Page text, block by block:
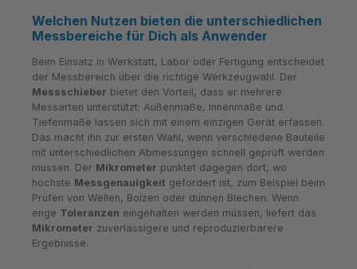
Welchen Nutzen bieten die unterschiedlichen
Messbereiche für Dich als Anwender
Beim Einsatz in Werkstatt, Labor oder Fertigung entscheidet
der Messbereich über die richtige Werkzeugwahl. Der
Messschieber bietet den Vorteil, dass er mehrere
Messarten unterstützt: Außenmaße, Innenmaße und
Tiefenmaße lassen sich mit einem einzigen Gerät erfassen.
Das macht ihn zur ersten Wahl, wenn verschiedene Bauteile
mit unterschiedlichen Abmessungen schnell geprüft werden
müssen. Der Mikrometer punktet dagegen dort, wo
höchste Messgenauigkeit gefordert ist, zum Beispiel beim
Prüfen von Wellen, Bolzen oder dünnen Blechen. Wenn
enge Toleranzen eingehalten werden müssen, liefert das
Mikrometer zuverlässigere und reproduzierbarere
Ergebnisse.